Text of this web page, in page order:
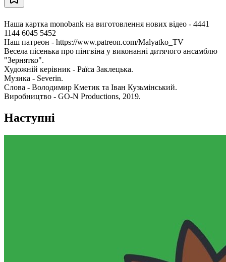
Наша картка monobank на виготовлення нових відео - 4441
1144 6045 5452
Наш патреон - https://www.patreon.com/Malyatko_TV
Весела пісенька про пінгвіна у виконанні дитячого ансамблю
"Зернятко".
Художній керівник - Раїса Заклецька.
Музика - Severin.
Слова - Володимир Кметик та Іван Кузьмінський.
Виробництво - GO-N Productions, 2019.
Наступні